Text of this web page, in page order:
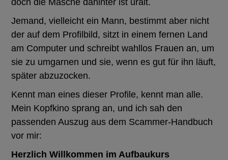
Jemand, vielleicht ein Mann, bestimmt aber nicht
der auf dem Profilbild, sitzt in einem fernen Land
am Computer und schreibt wahllos Frauen an, um
sie zu umgarnen und sie, wenn es gut für ihn läuft,
später abzuzocken.
Kennt man eines dieser Profile, kennt man alle.
Mein Kopfkino sprang an, und ich sah den
passenden Auszug aus dem Scammer-Handbuch
vor mir:
Herzlich Willkommen im Aufbaukurs